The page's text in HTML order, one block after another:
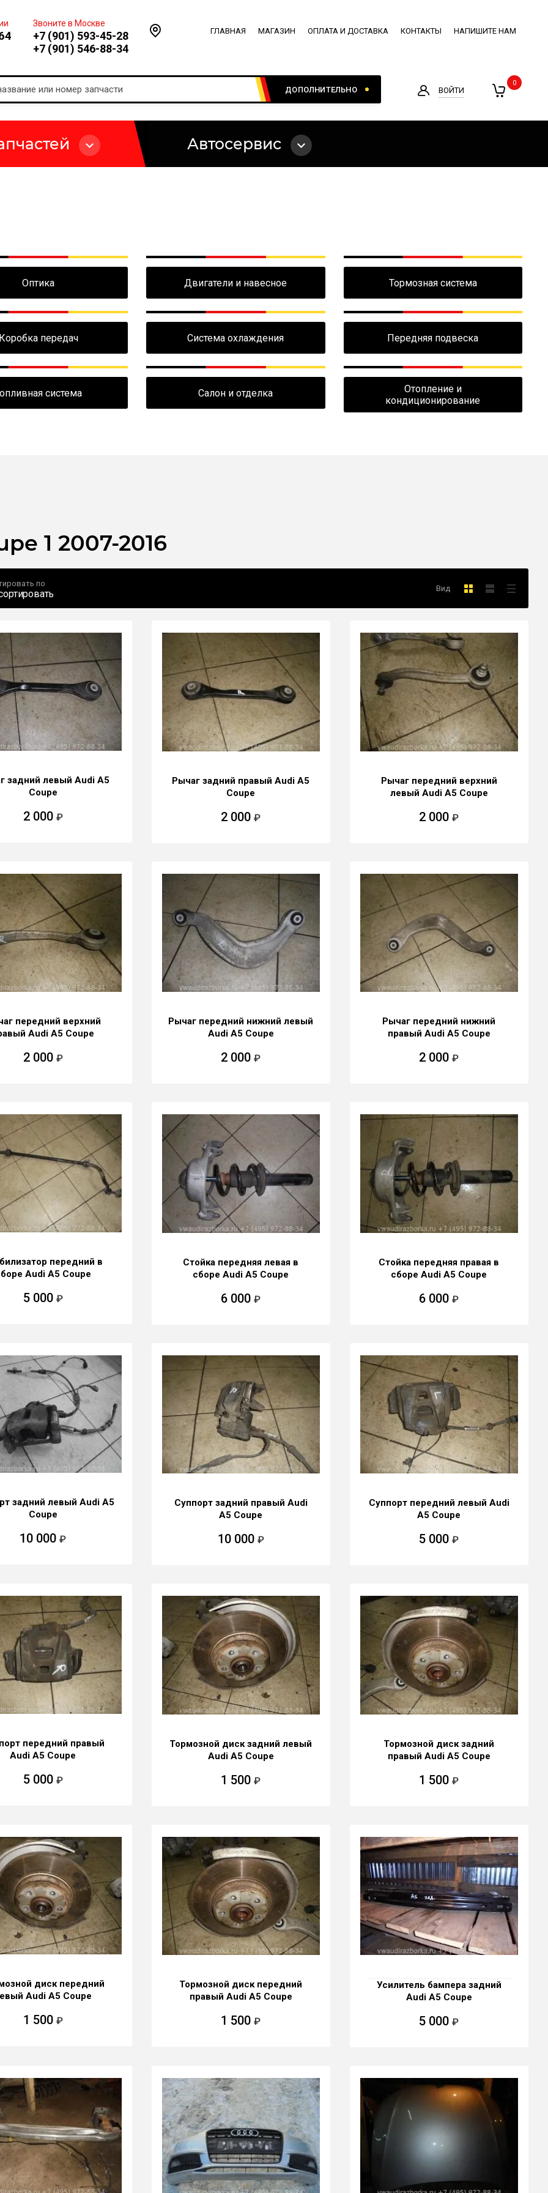
Звоните в Москве
+7 (901) 593-45-28
+7 (901) 546-88-34
ГЛАВНАЯ МАГАЗИН ОПЛАТА И ДОСТАВКА КОНТАКТЫ НАПИШИТЕ НАМ
ДОПОЛНИТЕЛЬНО ВОЙТИ
0
Автосервис
Оптика Двигатели и навесное Тормозная система
передач Система охлаждения Передняя подвеска
система Салон и отделка
Отопление и
кондиционирование
1 2007-2016
по
Вид
задний левый Audi A5
Coupe
2 000
Рычаг задний правый Audi A5
Coupe
2 000
Рычаг передний верхний
левый Audi A5 Coupe
2 000
передний верхний
Audi A5 Coupe
2 000
Рычаг передний нижний левый
Audi A5 Coupe
2 000
Рычаг передний нижний
правый Audi A5 Coupe
2 000
передний в
Audi A5 Coupe
5 000
Стойка передняя левая в
сборе Audi A5 Coupe
6 000
Стойка передняя правая в
сборе Audi A5 Coupe
6 000
задний левый Audi A5
Coupe
10 000
Суппорт задний правый Audi
A5 Coupe
10 000
Суппорт передний левый Audi
A5 Coupe
5 000
передний правый
Audi A5 Coupe
5 000
Тормозной диск задний левый
Audi A5 Coupe
1 500
Тормозной диск задний
правый Audi A5 Coupe
1 500
диск передний
Audi A5 Coupe
1 500
Тормозной диск передний
правый Audi A5 Coupe
1 500
Усилитель бампера задний
Audi A5 Coupe
5 000